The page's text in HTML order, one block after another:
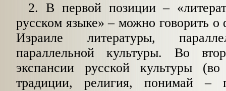
2. В первой позиции–
русском языке»–можно говорить о
Израиле литературы,
параллельной культуры. Во
экспансии русской культуры
традиции, религия, понимай–